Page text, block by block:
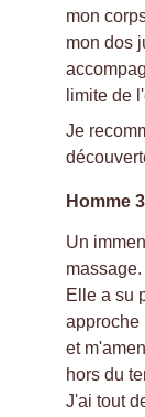
mon
mon dos
limite de
Je
Homme
Un
massage.
Elle a su
approche
et
hors du
J'ai tout